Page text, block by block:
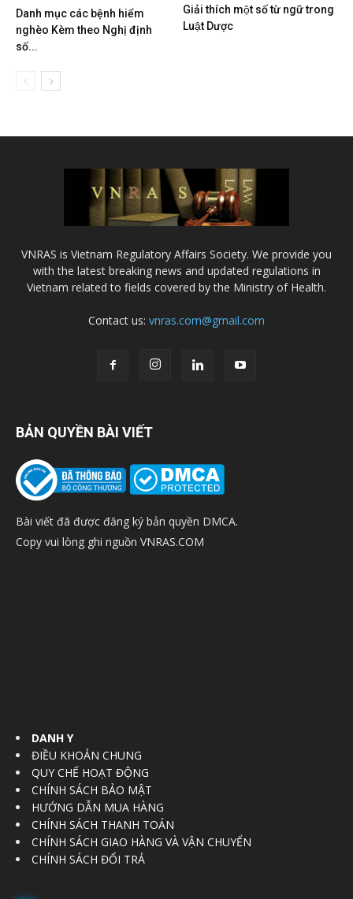
Danh mục các bệnh hiểm
nghèo Kèm theo Nghị định
số...
Giải thích một số từ ngữ trong
Luật Dược
VNRAS is Vietnam Regulatory Affairs Society. We provide you
with the latest breaking news and updated regulations in
Vietnam related to fields covered by the Ministry of Health.
Contact us: vnras.com@gmail.com
BẢN QUYỀN BÀI VIẾT
Bài viết đã được đăng ký bản quyền DMCA.
Copy vui lòng ghi nguồn VNRAS.COM
DANH Y
ĐIỀU KHOẢN CHUNG
QUY CHẾ HOẠT ĐỘNG
CHÍNH SÁCH BẢO MẬT
HƯỚNG DẪN MUA HÀNG
CHÍNH SÁCH THANH TOÁN
CHÍNH SÁCH GIAO HÀNG VÀ VẬN CHUYỂN
CHÍNH SÁCH ĐỔI TRẢ